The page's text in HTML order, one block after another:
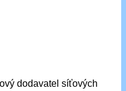
dodavatel síťových